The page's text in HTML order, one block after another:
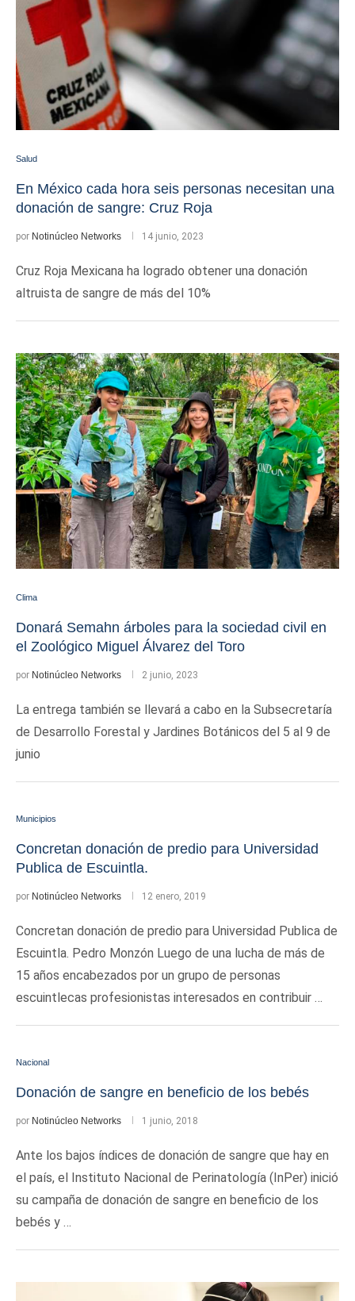
Salud
En México cada hora seis personas necesitan una
donación de sangre: Cruz Roja
por Notinúcleo Networks 14 junio, 2023
Cruz Roja Mexicana ha logrado obtener una donación
altruista de sangre de más del 10%
Clima
Donará Semahn árboles para la sociedad civil en
el Zoológico Miguel Álvarez del Toro
por Notinúcleo Networks 2 junio, 2023
La entrega también se llevará a cabo en la Subsecretaría
de Desarrollo Forestal y Jardines Botánicos del 5 al 9 de
junio
Municipios
Concretan donación de predio para Universidad
Publica de Escuintla.
por Notinúcleo Networks 12 enero, 2019
Concretan donación de predio para Universidad Publica de
Escuintla. Pedro Monzón Luego de una lucha de más de
15 años encabezados por un grupo de personas
escuintlecas profesionistas interesados en contribuir …
Nacional
Donación de sangre en beneficio de los bebés
por Notinúcleo Networks 1 junio, 2018
Ante los bajos índices de donación de sangre que hay en
el país, el Instituto Nacional de Perinatología (InPer) inició
su campaña de donación de sangre en beneficio de los
bebés y …